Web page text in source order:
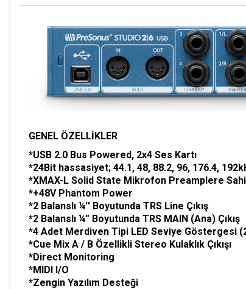
GENEL ÖZELLİKLER
*USB 2.0 Bus Powered, 2x4 Ses Kartı
*24Bit hassasiyet; 44.1, 48, 88.2, 96, 176.4,
*XMAX-L Solid State Mikrofon Preamplere
*+48V Phantom Power
*2 Balanslı ¼'' Boyutunda TRS Line Çıkış
*2 Balanslı ¼” Boyutunda TRS MAIN (Ana) Çıkış
*4 Adet Merdiven Tipi LED Seviye Göstergesi
*Cue Mix A / B Özellikli Stereo Kulaklık Çıkışı
*Direct Monitoring
*MIDI I/O
*Zengin Yazılım Desteği